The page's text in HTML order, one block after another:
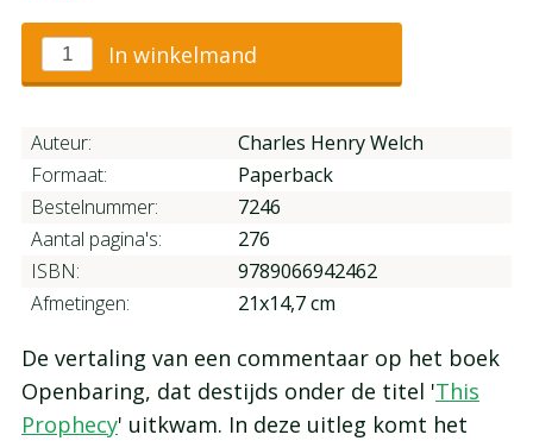
In winkelmand
Auteur:
Charles Henry Welch
Formaat:
Paperback
Bestelnummer:
7246
Aantal pagina's:
276
ISBN:
9789066942462
Afmetingen:
21x14,7 cm
De vertaling van een commentaar op het boek
Openbaring, dat destijds onder de titel 'This
Prophecy' uitkwam. In deze uitleg komt het